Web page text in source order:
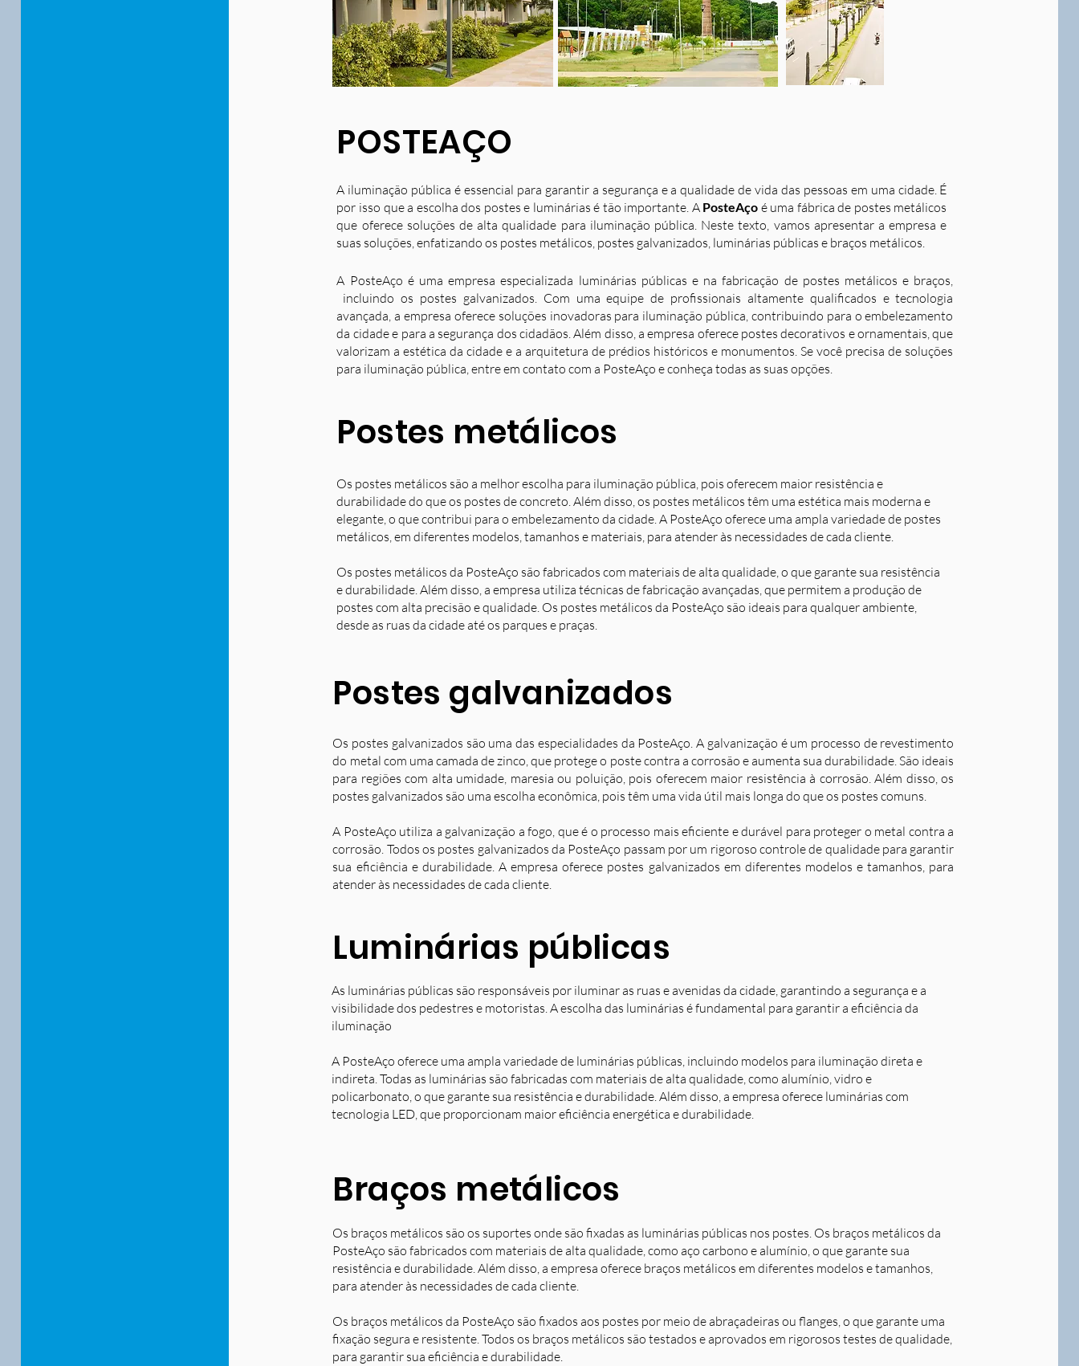
POSTEAÇO
A iluminação pública é essencial para garantir a segurança e a qualidade de vida das pessoas em uma cidade. É
por isso que a escolha dos postes e luminárias é tão importante. A PosteAço é uma fábrica de postes metálicos
que oferece soluções de alta qualidade para iluminação pública. Neste texto, vamos apresentar a empresa e
suas soluções, enfatizando os postes metálicos, postes galvanizados, luminárias públicas e braços metálicos.
A PosteAço é uma empresa especializada luminárias públicas e na fabricação de postes metálicos e braços,
incluindo os postes galvanizados. Com uma equipe de profissionais altamente qualificados e tecnologia
avançada, a empresa oferece soluções inovadoras para iluminação pública, contribuindo para o embelezamento
da cidade e para a segurança dos cidadãos. Além disso, a empresa oferece postes decorativos e ornamentais, que
valorizam a estética da cidade e a arquitetura de prédios históricos e monumentos. Se você precisa de soluções
para iluminação pública, entre em contato com a PosteAço e conheça todas as suas opções.
Postes metálicos
Os postes metálicos são a melhor escolha para iluminação pública, pois oferecem maior resistência e
durabilidade do que os postes de concreto. Além disso, os postes metálicos têm uma estética mais moderna e
elegante, o que contribui para o embelezamento da cidade. A PosteAço oferece uma ampla variedade de postes
metálicos, em diferentes modelos, tamanhos e materiais, para atender às necessidades de cada cliente.
Os postes metálicos da PosteAço são fabricados com materiais de alta qualidade, o que garante sua resistência
e durabilidade. Além disso, a empresa utiliza técnicas de fabricação avançadas, que permitem a produção de
postes com alta precisão e qualidade. Os postes metálicos da PosteAço são ideais para qualquer ambiente,
desde as ruas da cidade até os parques e praças.
Postes galvanizados
Os postes galvanizados são uma das especialidades da PosteAço. A galvanização é um processo de revestimento
do metal com uma camada de zinco, que protege o poste contra a corrosão e aumenta sua durabilidade. São ideais
para regiões com alta umidade, maresia ou poluição, pois oferecem maior resistência à corrosão. Além disso, os
postes galvanizados são uma escolha econômica, pois têm uma vida útil mais longa do que os postes comuns.
A PosteAço utiliza a galvanização a fogo, que é o processo mais eficiente e durável para proteger o metal contra a
corrosão. Todos os postes galvanizados da PosteAço passam por um rigoroso controle de qualidade para garantir
sua eficiência e durabilidade. A empresa oferece postes galvanizados em diferentes modelos e tamanhos, para
atender às necessidades de cada cliente.
Luminárias públicas
As luminárias públicas são responsáveis por iluminar as ruas e avenidas da cidade, garantindo a segurança e a
visibilidade dos pedestres e motoristas. A escolha das luminárias é fundamental para garantir a eficiência da
iluminação
A PosteAço oferece uma ampla variedade de luminárias públicas, incluindo modelos para iluminação direta e
indireta. Todas as luminárias são fabricadas com materiais de alta qualidade, como alumínio, vidro e
policarbonato, o que garante sua resistência e durabilidade. Além disso, a empresa oferece luminárias com
tecnologia LED, que proporcionam maior eficiência energética e durabilidade.
Braços metálicos
Os braços metálicos são os suportes onde são fixadas as luminárias públicas nos postes. Os braços metálicos da
PosteAço são fabricados com materiais de alta qualidade, como aço carbono e alumínio, o que garante sua
resistência e durabilidade. Além disso, a empresa oferece braços metálicos em diferentes modelos e tamanhos,
para atender às necessidades de cada cliente.
Os braços metálicos da PosteAço são fixados aos postes por meio de abraçadeiras ou flanges, o que garante uma
fixação segura e resistente. Todos os braços metálicos são testados e aprovados em rigorosos testes de qualidade,
para garantir sua eficiência e durabilidade.